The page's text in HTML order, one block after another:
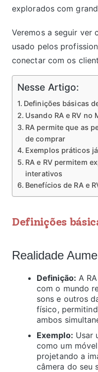
explorados ​​com
Veremos a seguir ver
usado pelos
conectar com os
Nesse Artigo:
Definições básicas
Usando RA e RV no
RA permite que as
de comprar
Exemplos práticos
RA e RV permitem
interativos
Benefícios de RA e
Definições
Realidade
Definição: A
com o mundo
sons e outros
físico,
ambos
Exemplo: Usar
como um
projetando a
câmera do seu